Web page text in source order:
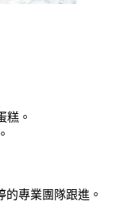
糕。
專業團隊跟進。